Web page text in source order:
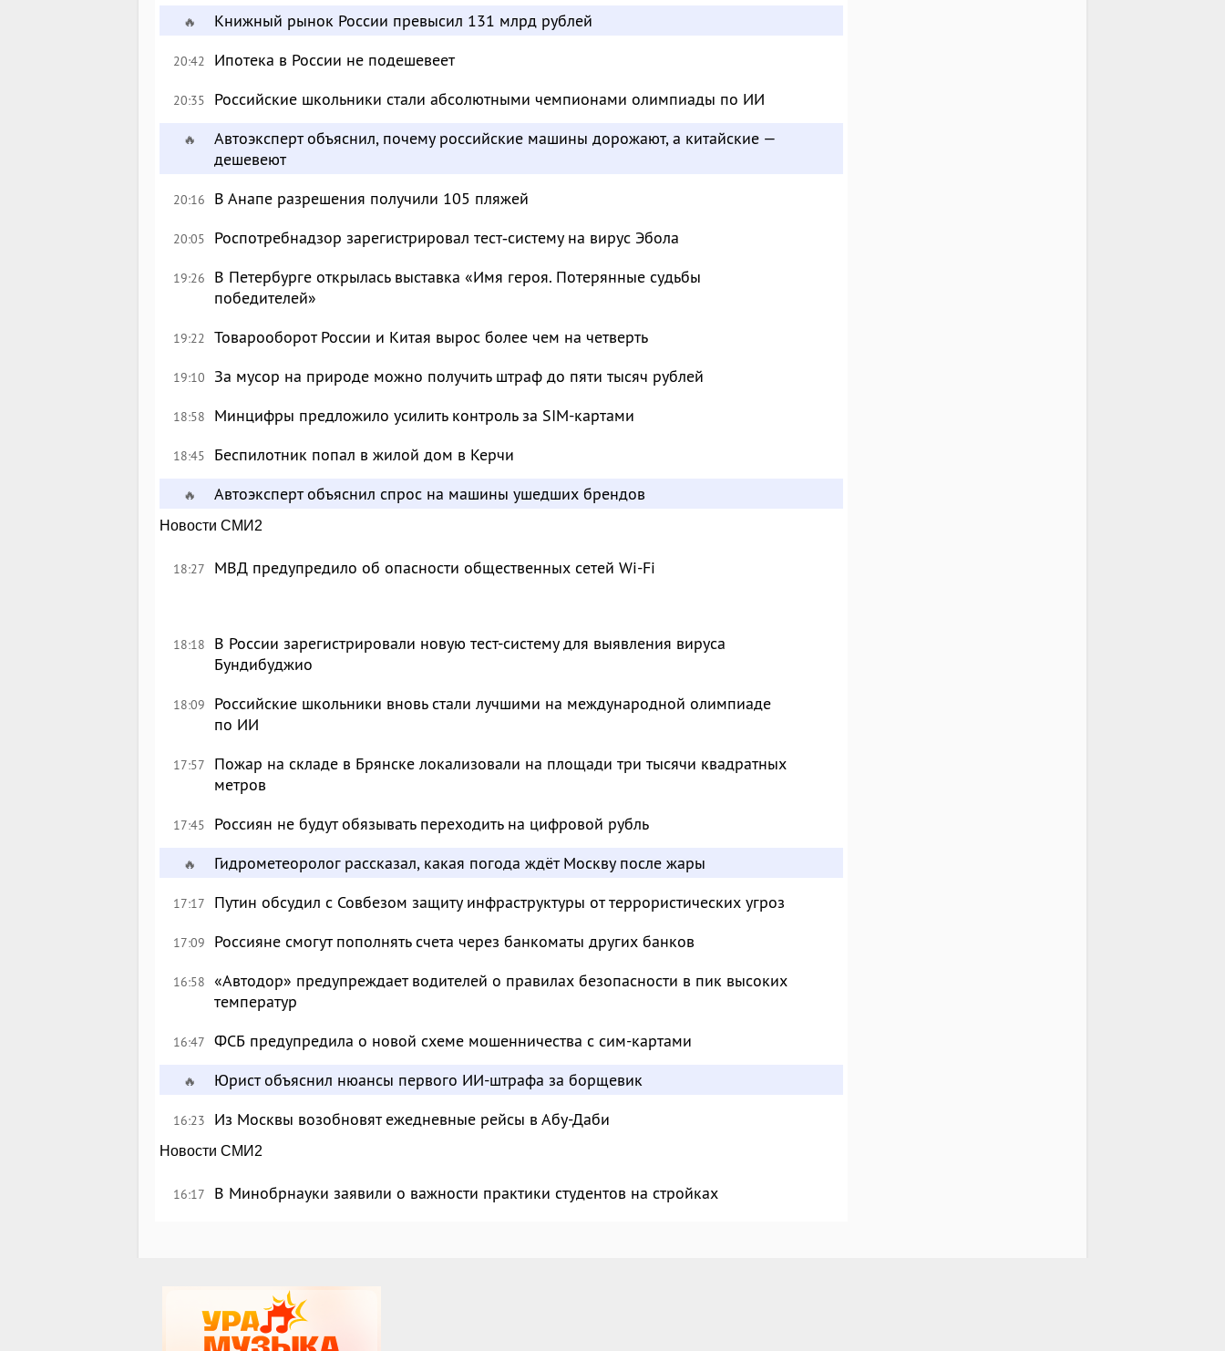
🔥 Книжный рынок России превысил 131 млрд рублей
20:42 Ипотека в России не подешевеет
20:35 Российские школьники стали абсолютными чемпионами олимпиады по ИИ
🔥
Автоэксперт объяснил, почему российские машины дорожают, а китайские —
дешевеют
20:16 В Анапе разрешения получили 105 пляжей
20:05 Роспотребнадзор зарегистрировал тест‑систему на вирус Эбола
19:26
В Петербурге открылась выставка «Имя героя. Потерянные судьбы
победителей»
19:22 Товарооборот России и Китая вырос более чем на четверть
19:10 За мусор на природе можно получить штраф до пяти тысяч рублей
18:58 Минцифры предложило усилить контроль за SIM-картами
18:45 Беспилотник попал в жилой дом в Керчи
🔥 Автоэксперт объяснил спрос на машины ушедших брендов
Новости СМИ2
18:27 МВД предупредило об опасности общественных сетей Wi-Fi
18:18
В России зарегистрировали новую тест-систему для выявления вируса
Бундибуджио
18:09
Российские школьники вновь стали лучшими на международной олимпиаде
по ИИ
17:57
Пожар на складе в Брянске локализовали на площади три тысячи квадратных
метров
17:45 Россиян не будут обязывать переходить на цифровой рубль
🔥 Гидрометеоролог рассказал, какая погода ждёт Москву после жары
17:17 Путин обсудил с Совбезом защиту инфраструктуры от террористических угроз
17:09 Россияне смогут пополнять счета через банкоматы других банков
16:58 «Автодор» предупреждает водителей о правилах безопасности в пик высоких
температур
16:47 ФСБ предупредила о новой схеме мошенничества с сим-картами
🔥 Юрист объяснил нюансы первого ИИ-штрафа за борщевик
16:23 Из Москвы возобновят ежедневные рейсы в Абу-Даби
Новости СМИ2
16:17 В Минобрнауки заявили о важности практики студентов на стройках